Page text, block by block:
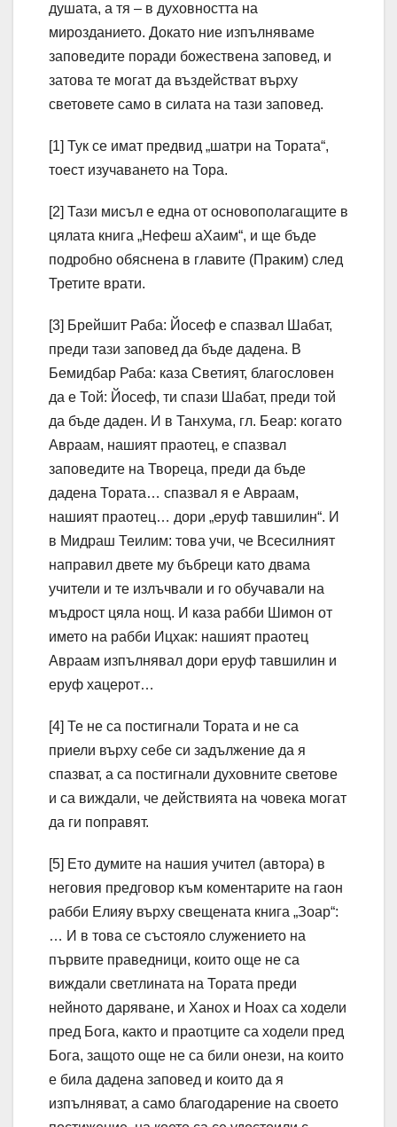
душата, а тя – в духовността на
мирозданието. Докато ние изпълняваме
заповедите поради божествена заповед, и
затова те могат да въздействат върху
световете само в силата на тази заповед.
[1] Тук се имат предвид „шатри на Тората“,
тоест изучаването на Тора.
[2] Тази мисъл е една от основополагащите в
цялата книга „Нефеш аХаим“, и ще бъде
подробно обяснена в главите (Праким) след
Третите врати.
[3] Брейшит Раба: Йосеф е спазвал Шабат,
преди тази заповед да бъде дадена. В
Бемидбар Раба: каза Светият, благословен
да е Той: Йосеф, ти спази Шабат, преди той
да бъде даден. И в Танхума, гл. Беар: когато
Авраам, нашият праотец, е спазвал
заповедите на Твореца, преди да бъде
дадена Тората… спазвал я е Авраам,
нашият праотец… дори „еруф тавшилин“. И
в Мидраш Теилим: това учи, че Всесилният
направил двете му бъбреци като двама
учители и те излъчвали и го обучавали на
мъдрост цяла нощ. И каза рабби Шимон от
името на рабби Ицхак: нашият праотец
Авраам изпълнявал дори еруф тавшилин и
еруф хацерот…
[4] Те не са постигнали Тората и не са
приели върху себе си задължение да я
спазват, а са постигнали духовните светове
и са виждали, че действията на човека могат
да ги поправят.
[5] Ето думите на нашия учител (автора) в
неговия предговор към коментарите на гаон
рабби Елияу върху свещената книга „Зоар“:
… И в това се състояло служението на
първите праведници, които още не са
виждали светлината на Тората преди
нейното даряване, и Ханох и Ноах са ходели
пред Бога, както и праотците са ходели пред
Бога, защото още не са били онези, на които
е била дадена заповед и които да я
изпълняват, а само благодарение на своето